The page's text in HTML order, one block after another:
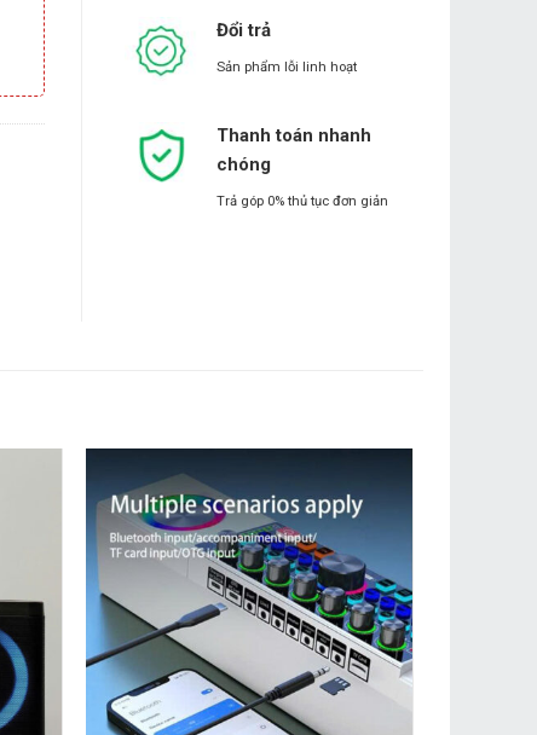
Đổi trả
Sản phẩm lỗi linh hoạt
Thanh toán nhanh
chóng
Trả góp 0% thủ tục đơn giản